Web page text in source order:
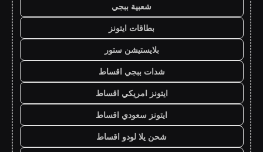
شعبية ببجي
بطاقات ايتونز
بلايستيشن ستور
شدات ببجي اقساط
ايتونز امريكي اقساط
ايتونز سعودي اقساط
شحن يلا لودو اقساط